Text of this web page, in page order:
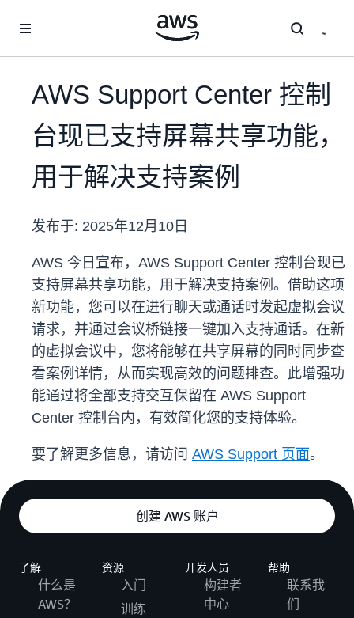
AWS Support Center 控制
台现已支持屏幕共享功能，
用于解决支持案例
发布于: 2025年12月10日
AWS 今日宣布，AWS Support Center 控制台现已
支持屏幕共享功能，用于解决支持案例。借助这项
新功能，您可以在进行聊天或通话时发起虚拟会议
请求，并通过会议桥链接一键加入支持通话。在新
的虚拟会议中，您将能够在共享屏幕的同时同步查
看案例详情，从而实现高效的问题排查。此增强功
能通过将全部支持交互保留在 AWS Support
Center 控制台内，有效简化您的支持体验。
要了解更多信息，请访问 AWS Support 页面。
创建 AWS 账户
了解
什么是
AWS？
资源
入门
训练
开发人员
构建者
中心
帮助
联系我
们